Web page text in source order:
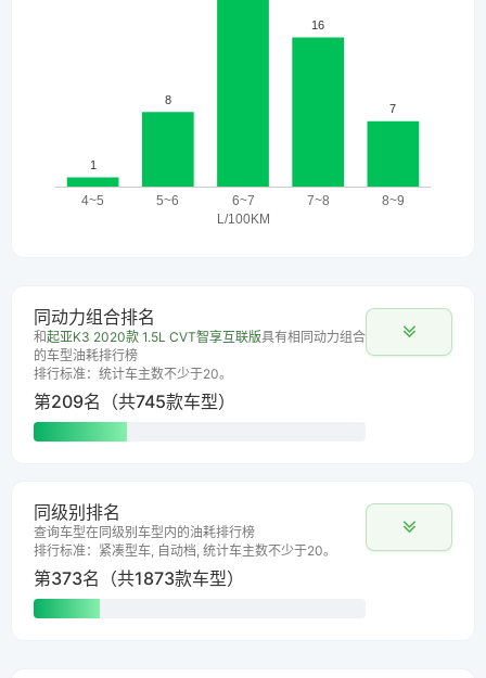
同动力组合排名
和起亚K3 2020款 1.5L CVT智享互联版具有相同动力组合
的车型油耗排行榜
排行标准：统计车主数不少于20。
第209名（共745款车型）
同级别排名
查询车型在同级别车型内的油耗排行榜
排行标准：紧凑型车, 自动档, 统计车主数不少于20。
第373名（共1873款车型）